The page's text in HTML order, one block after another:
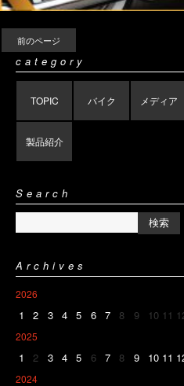
前のページ
category
TOPIC バイク メディア
製品紹介
Search
Archives
2026
1 2 3 4 5 6 7 8 9 10 11
2025
1 2 3 4 5 6 7 8 9 10 11
2024